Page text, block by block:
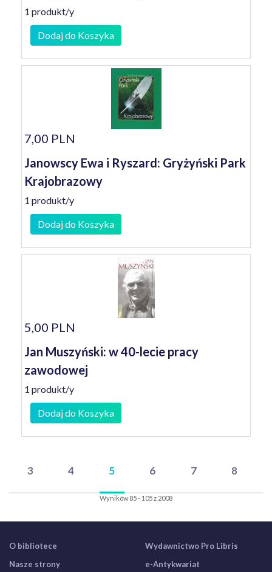
1 produkt/y
Dodaj do Koszyka
7,00 PLN
Janowscy Ewa i Ryszard: Gryżyński Park
Krajobrazowy
1 produkt/y
Dodaj do Koszyka
5,00 PLN
Jan Muszyński: w 40-lecie pracy
zawodowej
1 produkt/y
Dodaj do Koszyka
3 4 5 6 7 8
Wyników 85 - 105 z 2008
O bibliotece
Nasze strony
Wydawnictwo Pro Libris
e-Antykwariat